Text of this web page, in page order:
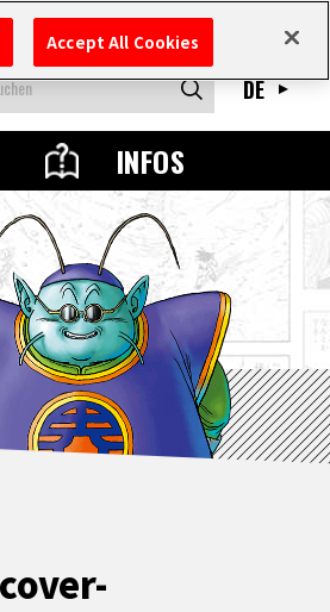
INFOS
DE
Accept All Cookies